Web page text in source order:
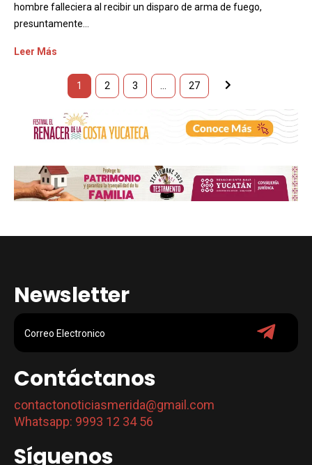
hombre falleciera al recibir un disparo de arma de fuego,
presuntamente...
Leer Más
1 2 3 27
Newsletter
Contáctanos
contactonoticiasmerida@gmail.com
Whatsapp: 9993 12 34 56
Síguenos